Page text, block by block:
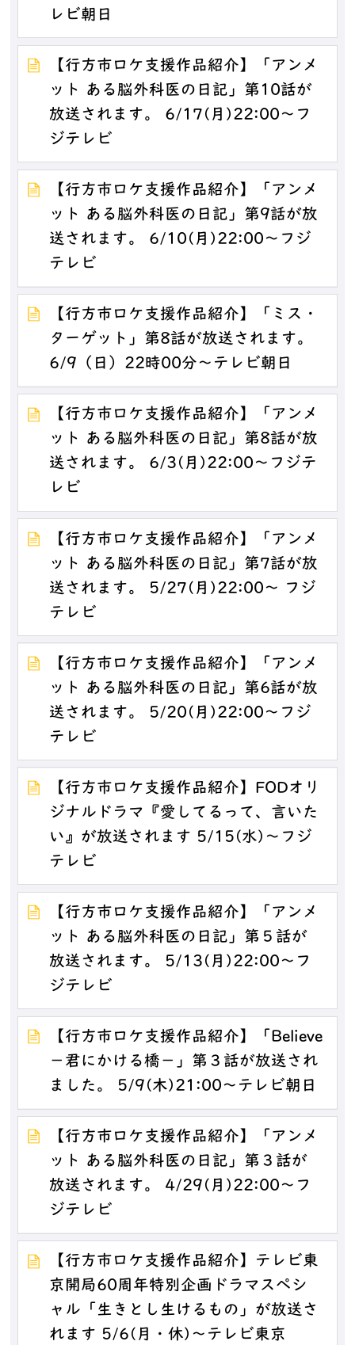
レビ朝日
【行方市ロケ支援作品紹介】「アンメ
ット ある脳外科医の日記」第10話が
放送されます。 6/17(月)22:00～フ
ジテレビ
【行方市ロケ支援作品紹介】「アンメ
ット ある脳外科医の日記」第9話が放
送されます。 6/10(月)22:00～フジ
テレビ
【行方市ロケ支援作品紹介】「ミス・
ターゲット」第8話が放送されます。
6/9（日）22時00分～テレビ朝日
【行方市ロケ支援作品紹介】「アンメ
ット ある脳外科医の日記」第8話が放
送されます。 6/3(月)22:00～フジテ
レビ
【行方市ロケ支援作品紹介】「アンメ
ット ある脳外科医の日記」第7話が放
送されます。 5/27(月)22:00～ フジ
テレビ
【行方市ロケ支援作品紹介】「アンメ
ット ある脳外科医の日記」第6話が放
送されます。 5/20(月)22:00～フジ
テレビ
【行方市ロケ支援作品紹介】FODオリ
ジナルドラマ『愛してるって、言いた
い』が放送されます 5/15(水)～フジ
テレビ
【行方市ロケ支援作品紹介】「アンメ
ット ある脳外科医の日記」第５話が
放送されます。 5/13(月)22:00～フ
ジテレビ
【行方市ロケ支援作品紹介】「Believe
－君にかける橋－」第３話が放送され
ました。 5/9(木)21:00～テレビ朝日
【行方市ロケ支援作品紹介】「アンメ
ット ある脳外科医の日記」第３話が
放送されます。 4/29(月)22:00～フ
ジテレビ
【行方市ロケ支援作品紹介】テレビ東
京開局60周年特別企画ドラマスペシ
ャル「生きとし生けるもの」が放送さ
れます 5/6(月・休)～テレビ東京